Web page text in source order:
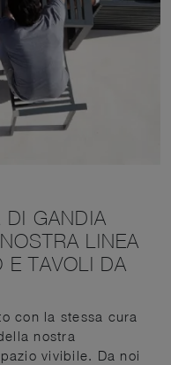
DI GANDIA
LINEA
E TAVOLI DA
con la stessa cura
nostra
vivibile. Da noi